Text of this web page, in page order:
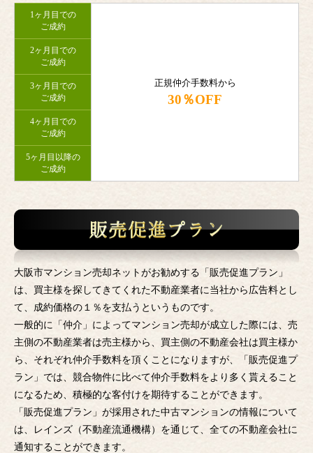
1ヶ月目での
ご成約
正規仲介手数料から
30％OFF
2ヶ月目での
ご成約
3ヶ月目での
ご成約
4ヶ月目での
ご成約
5ヶ月目以降の
ご成約
大阪市マンション売却ネットがお勧めする「販売促進プラン」
は、買主様を探してきてくれた不動産業者に当社から広告料とし
て、成約価格の１％を支払うというものです。
一般的に「仲介」によってマンション売却が成立した際には、売
主側の不動産業者は売主様から、買主側の不動産会社は買主様か
ら、それぞれ仲介手数料を頂くことになりますが、「販売促進プ
ラン」では、競合物件に比べて仲介手数料をより多く貰えること
になるため、積極的な客付けを期待することができます。
「販売促進プラン」が採用された中古マンションの情報について
は、レインズ（不動産流通機構）を通じて、全ての不動産会社に
通知することができます。